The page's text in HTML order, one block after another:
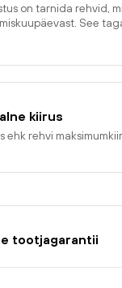
on tarnida rehvid,
See
kiirus
ehk rehvi
tootjagarantii